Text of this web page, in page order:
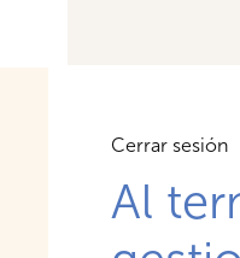
Cerrar sesión
Al